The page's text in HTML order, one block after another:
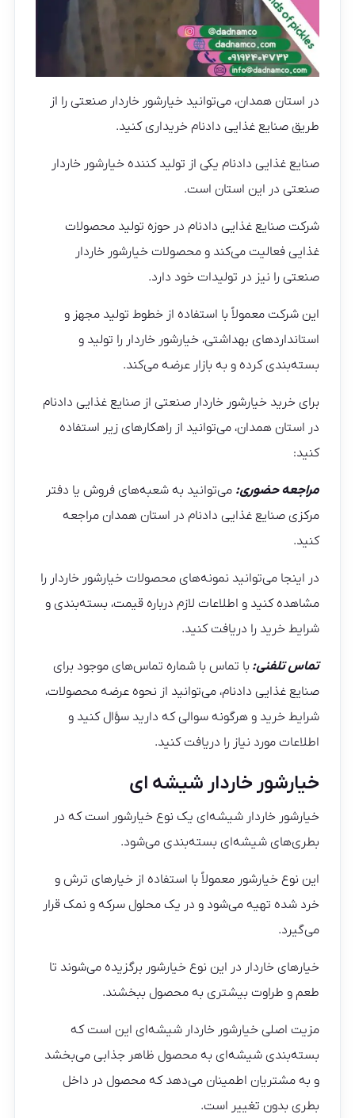
در استان همدان، می‌توانید خیارشور خاردار صنعتی را از
طریق صنایع غذایی دادنام خریداری کنید.
صنایع غذایی دادنام یکی از تولید کننده خیارشور خاردار
صنعتی در این استان است.
شرکت صنایع غذایی دادنام در حوزه تولید محصولات
غذایی فعالیت می‌کند و محصولات خیارشور خاردار
صنعتی را نیز در تولیدات خود دارد.
این شرکت معمولاً با استفاده از خطوط تولید مجهز و
استانداردهای بهداشتی، خیارشور خاردار را تولید و
بسته‌بندی کرده و به بازار عرضه می‌کند.
برای خرید خیارشور خاردار صنعتی از صنایع غذایی دادنام
در استان همدان، می‌توانید از راهکارهای زیر استفاده
کنید:
مراجعه حضوری: می‌توانید به شعبه‌های فروش یا دفتر
مرکزی صنایع غذایی دادنام در استان همدان مراجعه
کنید.
در اینجا می‌توانید نمونه‌های محصولات خیارشور خاردار را
مشاهده کنید و اطلاعات لازم درباره قیمت، بسته‌بندی و
شرایط خرید را دریافت کنید.
تماس تلفنی: با تماس با شماره تماس‌های موجود برای
صنایع غذایی دادنام، می‌توانید از نحوه عرضه محصولات،
شرایط خرید و هرگونه سوالی که دارید سؤال کنید و
اطلاعات مورد نیاز را دریافت کنید.
خیارشور خاردار شیشه ای
خیارشور خاردار شیشه‌ای یک نوع خیارشور است که در
بطری‌های شیشه‌ای بسته‌بندی می‌شود.
این نوع خیارشور معمولاً با استفاده از خیارهای ترش و
خرد شده تهیه می‌شود و در یک محلول سرکه و نمک قرار
می‌گیرد.
خیارهای خاردار در این نوع خیارشور برگزیده می‌شوند تا
طعم و طراوت بیشتری به محصول ببخشند.
مزیت اصلی خیارشور خاردار شیشه‌ای این است که
بسته‌بندی شیشه‌ای به محصول ظاهر جذابی می‌بخشد
و به مشتریان اطمینان می‌دهد که محصول در داخل
بطری بدون تغییر است.